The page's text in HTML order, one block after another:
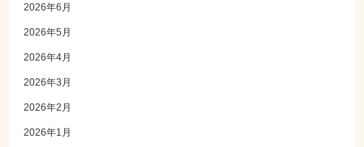
2026年6月
2026年5月
2026年4月
2026年3月
2026年2月
2026年1月